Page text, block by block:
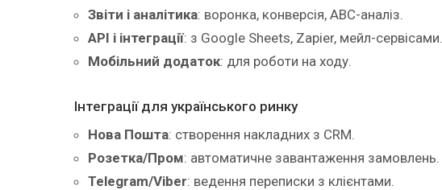
Звіти і аналітика: воронка, конверсія, ABC-аналіз.
API і інтеграції: з Google Sheets, Zapier, мейл-сервісами.
Мобільний додаток: для роботи на ходу.
Інтеграції для українського ринку
Нова Пошта: створення накладних з CRM.
Розетка/Пром: автоматичне завантаження замовлень.
Telegram/Viber: ведення переписки з клієнтами.